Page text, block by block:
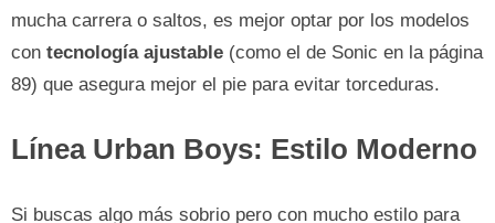
mucha carrera o saltos, es mejor optar por los modelos
con tecnología ajustable (como el de Sonic en la página
89) que asegura mejor el pie para evitar torceduras.
Línea Urban Boys: Estilo Moderno
Si buscas algo más sobrio pero con mucho estilo para